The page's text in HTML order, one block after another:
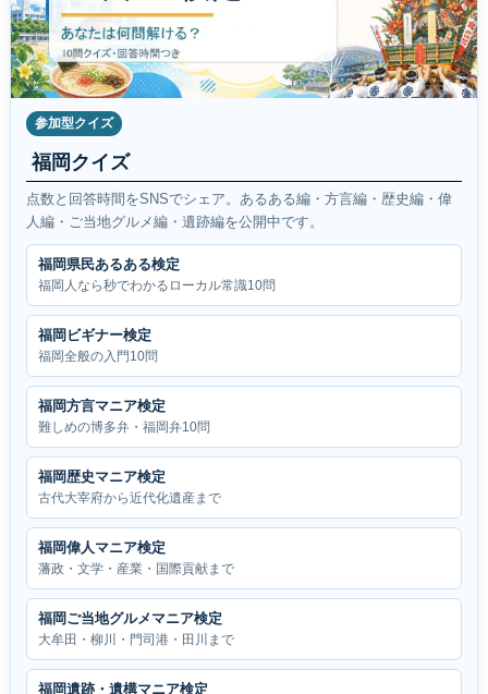
参加型クイズ
福岡クイズ
点数と回答時間をSNSでシェア。あるある編・方言編・歴史編・偉
人編・ご当地グルメ編・遺跡編を公開中です。
福岡県民あるある検定
福岡人なら秒でわかるローカル常識10問
福岡ビギナー検定
福岡全般の入門10問
福岡方言マニア検定
難しめの博多弁・福岡弁10問
福岡歴史マニア検定
古代大宰府から近代化遺産まで
福岡偉人マニア検定
藩政・文学・産業・国際貢献まで
福岡ご当地グルメマニア検定
大牟田・柳川・門司港・田川まで
福岡遺跡・遺構マニア検定